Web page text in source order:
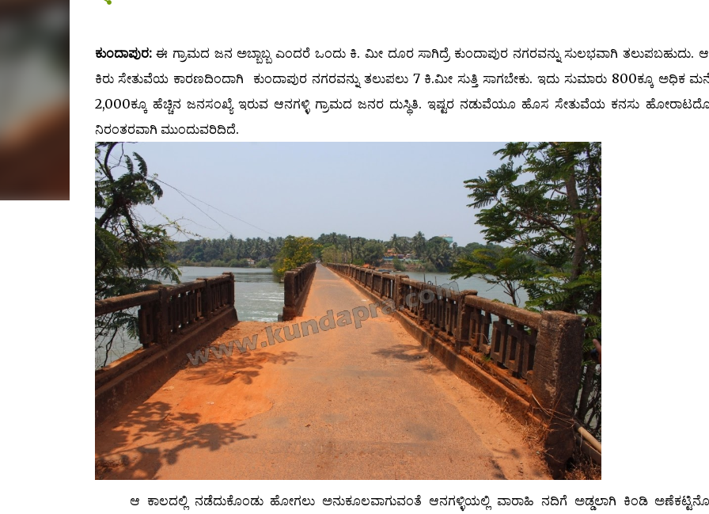
ಕುಂದಾಪುರ:ಈ ಗ್ರಾಮದ ಜನ ಅಬ್ಬಾಬ್ಬ ಎಂದರೆ ಒಂದು ಕಿ. ಮೀ ದೂರ ಸಾಗಿದ್ರೆ ಕುಂದಾಪುರ ನಗರವನ್ನು ಸುಲಭವಾಗಿ ತಲುಪಬಹುದು.
ಕಿರು ಸೇತುವೆಯ ಕಾರಣದಿಂದಾಗಿ ಕುಂದಾಪುರ ನಗರವನ್ನು ತಲುಪಲು 7 ಕಿ.ಮೀ ಸುತ್ತಿ ಸಾಗಬೇಕು. ಇದು ಸುಮಾರು 800ಕ್ಕೂ ಅಧಿಕ
2,000ಕ್ಕೂ ಹೆಚ್ಚಿನ ಜನಸಂಖ್ಯೆ ಇರುವ ಆನಗಳ್ಳಿ ಗ್ರಾಮದ ಜನರ ದುಸ್ಥಿತಿ. ಇಷ್ಟರ ನಡುವೆಯೂ ಹೊಸ ಸೇತುವೆಯ ಕನಸು
ನಿರಂತರವಾಗಿ ಮುಂದುವರಿದಿದೆ.
ಆ ಕಾಲದಲ್ಲಿ ನಡೆದುಕೊಂಡು ಹೋಗಲು ಅನುಕೂಲವಾಗುವಂತೆ ಆನಗಳ್ಳಿಯಲ್ಲಿ ವಾರಾಹಿ ನದಿಗೆ ಅಡ್ಡಲಾಗಿ ಕಿಂಡಿ